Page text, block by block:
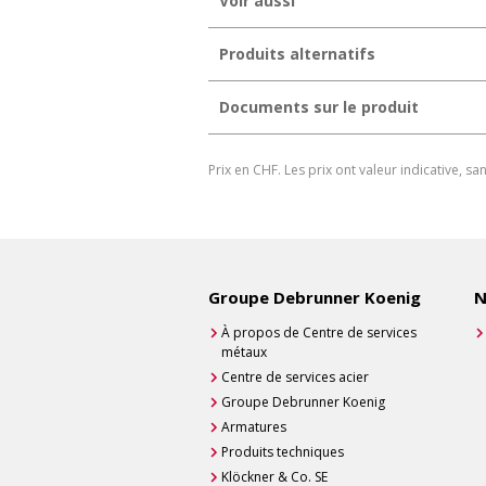
Produits alternatifs
Documents sur le produit
Fiche de données DE
Générer une fiche produit
Prix en CHF. Les prix ont valeur indicative,
Groupe Debrunner Koenig
À propos de Centre de services
métaux
Centre de services acier
Groupe Debrunner Koenig
Armatures
Produits techniques
Klöckner & Co. SE